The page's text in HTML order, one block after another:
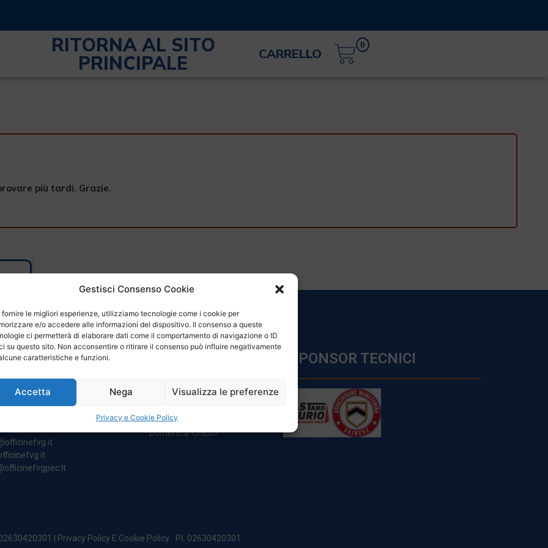
Gestisci Consenso Cookie
fornire le migliori esperienze, utilizziamo tecnologie come i cookie per
e/o accedere alle informazioni del dispositivo. Il consenso a queste
ci permetterà di elaborare dati come il comportamento di navigazione o ID
su questo sito. Non acconsentire o ritirare il consenso può influire negativamente
caratteristiche e funzioni.
Accetta Nega Visualizza le preferenze
Privacy e Cookie Policy
RITORNA AL SITO
PRINCIPALE CARRELLO
0
più tardi. Grazie.
Di Udine 144
Da Lunedi A Venerdì
Sabato: 8:00 – 12:00
Domenica: Chiuso
SPONSOR TECNICI
| Privacy Policy E Cookie Policy P.I. 02630420301